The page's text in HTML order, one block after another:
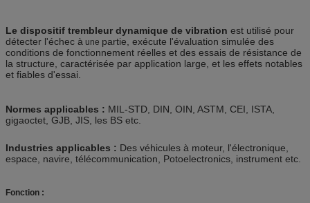
Le dispositif trembleur dynamique de vibration est utilisé pour
détecter l'échec à une partie, exécute l'évaluation simulée des
conditions de fonctionnement réelles et des essais de résistance de
la structure, caractérisée par application large, et les effets notables
et fiables d'essai.
Normes applicables : MIL-STD, DIN, OIN, ASTM, CEI, ISTA,
gigaoctet, GJB, JIS, les BS etc.
Industries applicables : Des véhicules à moteur, l'électronique,
espace, navire, télécommunication, Potoelectronics, instrument etc.
Fonction :